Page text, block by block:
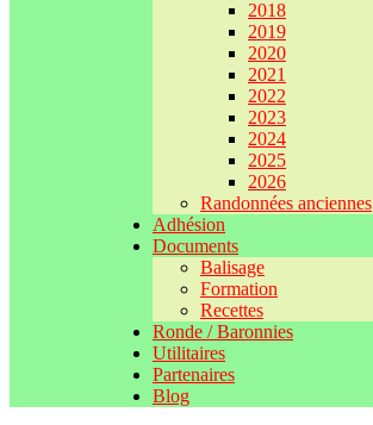
2018
2019
2020
2021
2022
2023
2024
2025
2026
Randonnées anciennes
Adhésion
Documents
Balisage
Formation
Recettes
Ronde / Baronnies
Utilitaires
Partenaires
Blog